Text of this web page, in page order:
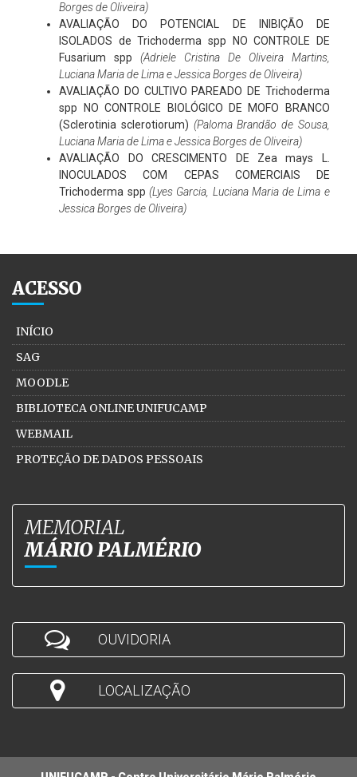
Borges de Oliveira)
AVALIAÇÃO DO POTENCIAL DE INIBIÇÃO DE
ISOLADOS de Trichoderma spp NO CONTROLE DE
Fusarium spp
(Adriele Cristina De Oliveira Martins,
Luciana Maria de Lima e Jessica Borges de Oliveira)
AVALIAÇÃO DO CULTIVO PAREADO DE Trichoderma
spp NO CONTROLE BIOLÓGICO DE MOFO BRANCO
(Sclerotinia sclerotiorum) (Paloma Brandão de Sousa,
Luciana Maria de Lima e Jessica Borges de Oliveira)
AVALIAÇÃO DO CRESCIMENTO DE Zea mays L.
INOCULADOS COM CEPAS COMERCIAIS DE
Trichoderma spp (Lyes Garcia, Luciana Maria de Lima e
Jessica Borges de Oliveira)
ACESSO
INÍCIO
SAG
MOODLE
BIBLIOTECA ONLINE UNIFUCAMP
WEBMAIL
PROTEÇÃO DE DADOS PESSOAIS
MEMORIAL
MÁRIO PALMÉRIO
OUVIDORIA
LOCALIZAÇÃO